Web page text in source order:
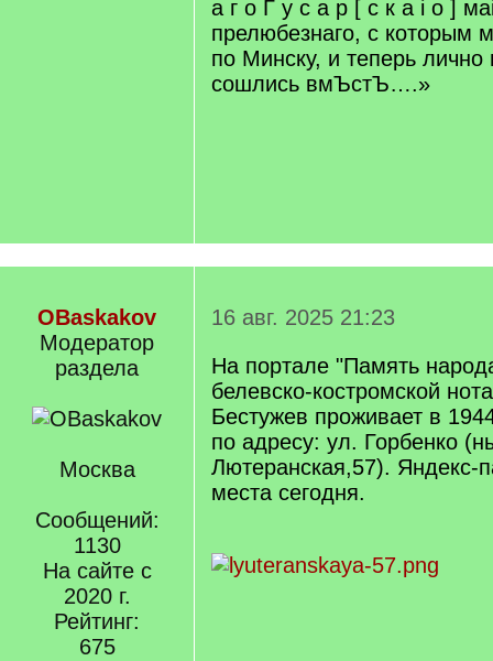
а г о Г у с а р [ с к а і о ]
прелюбезнаго, с которым
по Минску, и теперь лично
сошлись вмЪстЪ….»
OBaskakov
Модератор
раздела
Москва
Сообщений:
1130
На сайте с
2020 г.
Рейтинг:
675
16 авг. 2025 21:23
На портале "Память
белевско-костромской
Бестужев проживает в
по адресу: ул. Горбенко
Лютеранская,57). Яндекс-
места сегодня.